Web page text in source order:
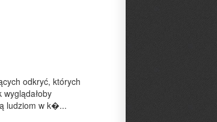
odkryć, których
ludziom w k�...